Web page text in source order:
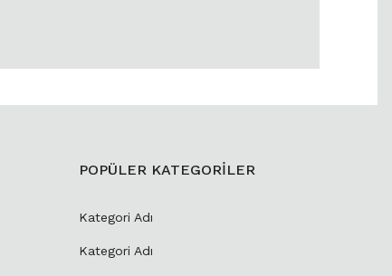
POPÜLER KATEGORİLER
Kategori Adı
Kategori Adı